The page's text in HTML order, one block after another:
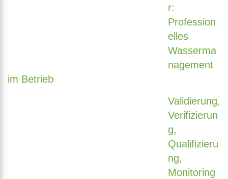
r:
Profession
elles
Wasserma
nagement
im Betrieb
Validierung,
Verifizierun
g,
Qualifizieru
ng,
Monitoring